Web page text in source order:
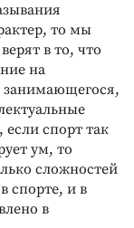
то мы
в то, что
на
занимающегося,
если спорт так
ум, то
сложностей
спорте, и в
в